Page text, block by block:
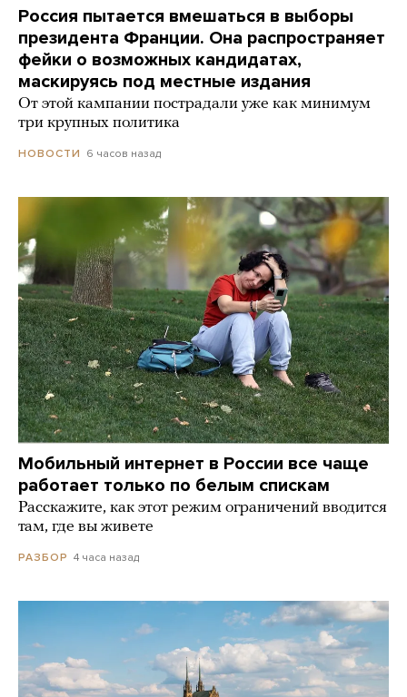
Россия пытается вмешаться в выборы
президента Франции. Она распространяет
фейки о возможных кандидатах,
маскируясь под местные издания
От этой кампании пострадали уже как минимум
три крупных политика
НОВОСТИ 6 часов назад
Мобильный интернет в России все чаще
работает только по белым спискам
Расскажите, как этот режим ограничений вводится
там, где вы живете
РАЗБОР 4 часа назад